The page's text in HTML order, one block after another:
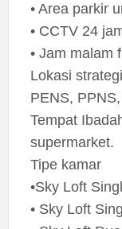
• Area parkir
• CCTV 24
• Jam malam
Lokasi
PENS,
Tempat
supermarket.
Tipe kamar
•Sky Loft
• Sky Loft